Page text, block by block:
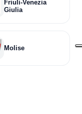
Friuli-Venezia
Giulia
Molise